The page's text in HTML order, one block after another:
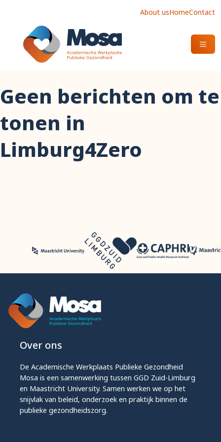
About usHomeContact
OPEN
Geen berichten om te
tonen in
Limburg4Zero
Over ons
De Academische Werkplaats Publieke Gezondheid
Mosa is een samenwerking tussen GGD Zuid-Limburg
en Maastricht University. Samen werken we op het
snijvlak van beleid, onderzoek en praktijk binnen de
publieke gezondheidszorg.